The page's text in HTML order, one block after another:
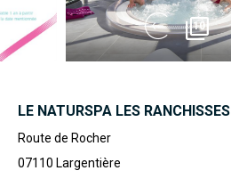
10
LE NATURSPA LES RANCHISSES
Route de Rocher
07110 Largentière